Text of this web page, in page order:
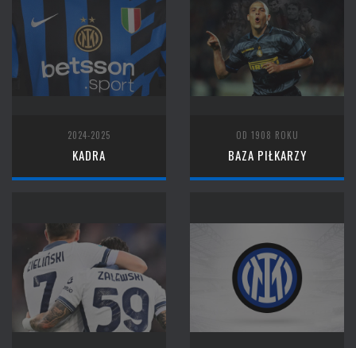
2024-2025
KADRA
OD 1908 ROKU
BAZA PIŁKARZY